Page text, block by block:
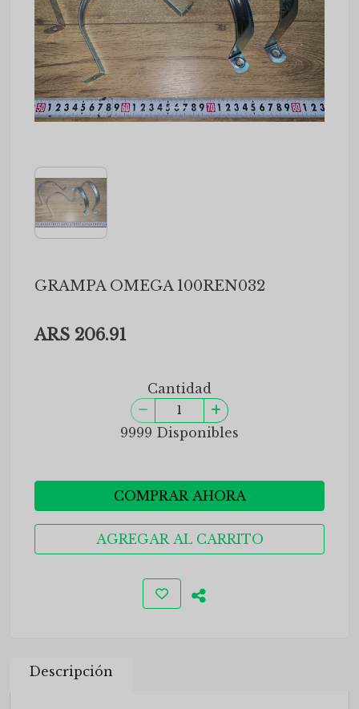
GRAMPA OMEGA 100REN032
ARS 206.91
Cantidad
9999 Disponibles
COMPRAR AHORA
AGREGAR AL CARRITO
Descripción